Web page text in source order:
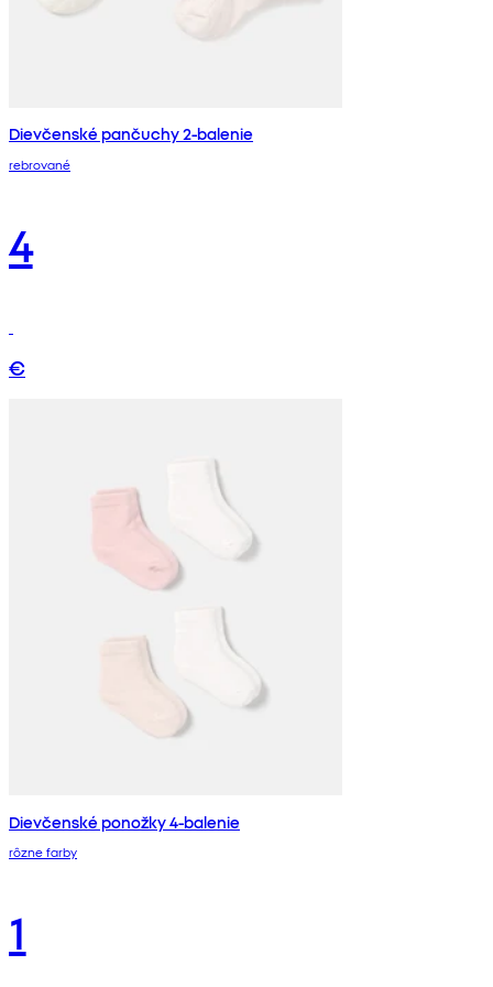
Dievčenské pančuchy 2-balenie
rebrované
4
€
Dievčenské ponožky 4-balenie
rôzne farby
1